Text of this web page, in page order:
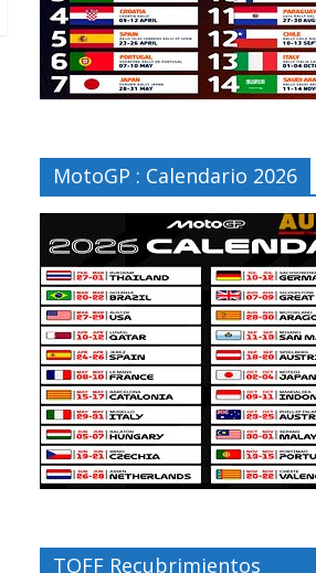
MotoGP : Calendario 2026
TOFF Recubrimientos